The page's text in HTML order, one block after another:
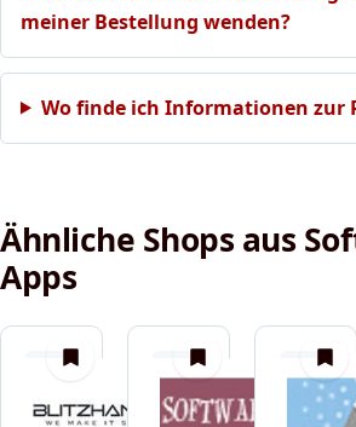
meiner Bestellung wenden?
Wo finde ich Informationen zur
Ähnliche Shops aus
Apps
merken merken